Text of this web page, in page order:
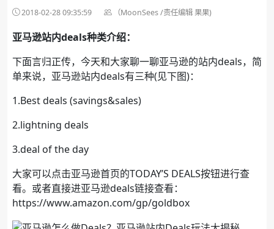
2018-02-28 09:35:59 （MoonSees /责任编辑 果果)
亚马逊站内deals种类介绍：
下面言归正传，今天和大家聊一聊亚马逊的站内deals，简
单来说，亚马逊站内deals有三种(见下图)：
1.Best deals (savings&sales)
2.lightning deals
3.deal of the day
大家可以点击亚马逊首页的TODAY’S DEALS按钮进行查
看。或者直接进亚马逊deals链接查看：
https://www.amazon.com/gp/goldbox